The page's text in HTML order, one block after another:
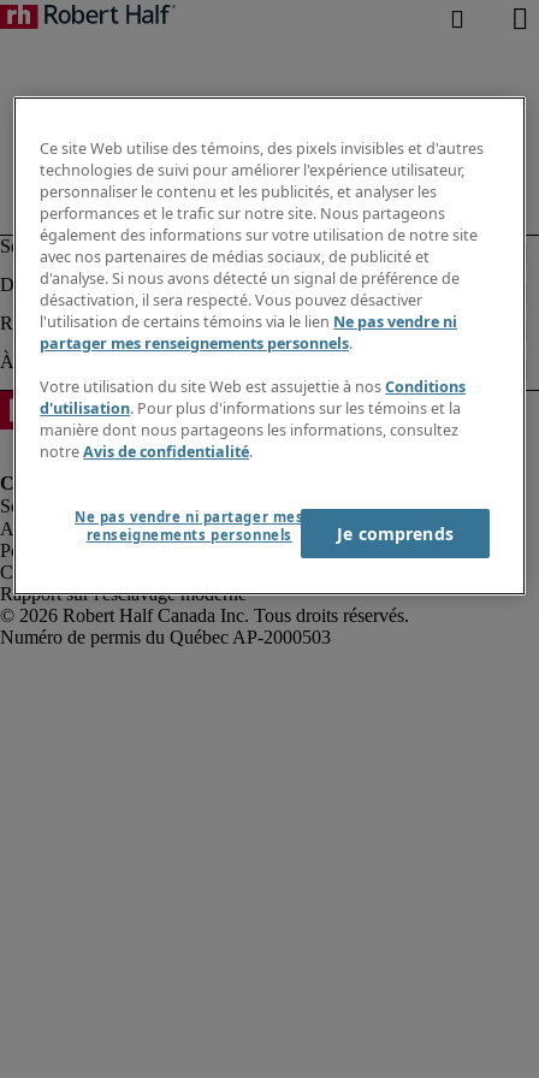
Alerte à la fraude
Politique de confidentialité
Conditions d’utilisation
Rapport sur l'esclavage moderne
Robert Half Canada Inc. Tous droits réservés.
Ce site Web utilise des témoins, des pixels invisibles et d'autres
technologies de suivi pour améliorer l'expérience utilisateur,
personnaliser le contenu et les publicités, et analyser les
performances et le trafic sur notre site. Nous partageons
également des informations sur votre utilisation de notre site
avec nos partenaires de médias sociaux, de publicité et
d'analyse. Si nous avons détecté un signal de préférence de
désactivation, il sera respecté. Vous pouvez désactiver
l'utilisation de certains témoins via le lien Ne pas vendre ni
partager mes renseignements personnels.
Votre utilisation du site Web est assujettie à nosConditions
d'utilisation. Pour plus d'informations sur les témoins et la
manière dont nous partageons les informations, consultez
notreAvis de confidentialité.
Ne pas vendre ni partager mes
renseignements personnels
Je comprends